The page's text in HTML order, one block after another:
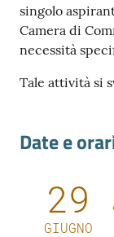
singolo
Camera di
necessità
Tale attività si
Date e
29
GIUGNO